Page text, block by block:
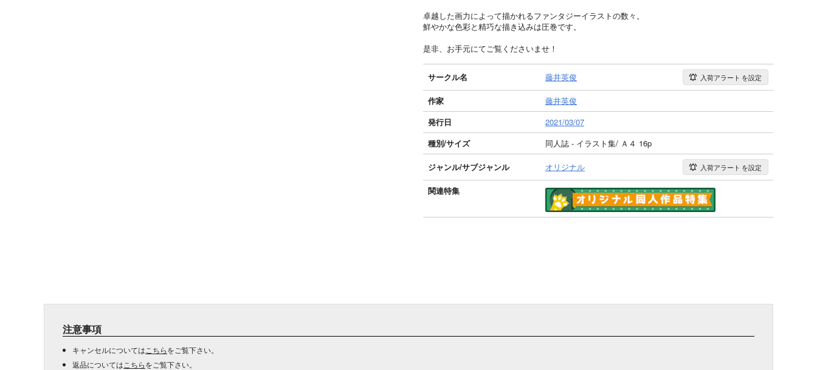
卓越した画力によって描かれるファンタジーイラストの数々。
鮮やかな色彩と精巧な描き込みは圧巻です。
是非、お手元にてご覧くださいませ！
サークル名 藤井英俊 入荷アラート を設定
作家
藤井英俊
発行日
2021/03/07
種別/サイズ
同人誌 - イラスト集/ Ａ４ 16p
ジャンル/サブジャンル オリジナル 入荷アラート を設定
関連特集
注意事項
キャンセルについては こちらをご覧下さい。
返品については こちらをご覧下さい。